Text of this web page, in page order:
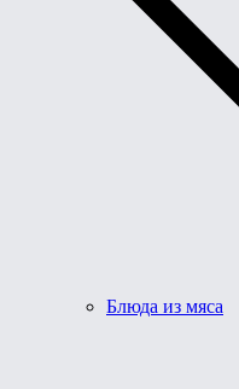
Блюда из мяса